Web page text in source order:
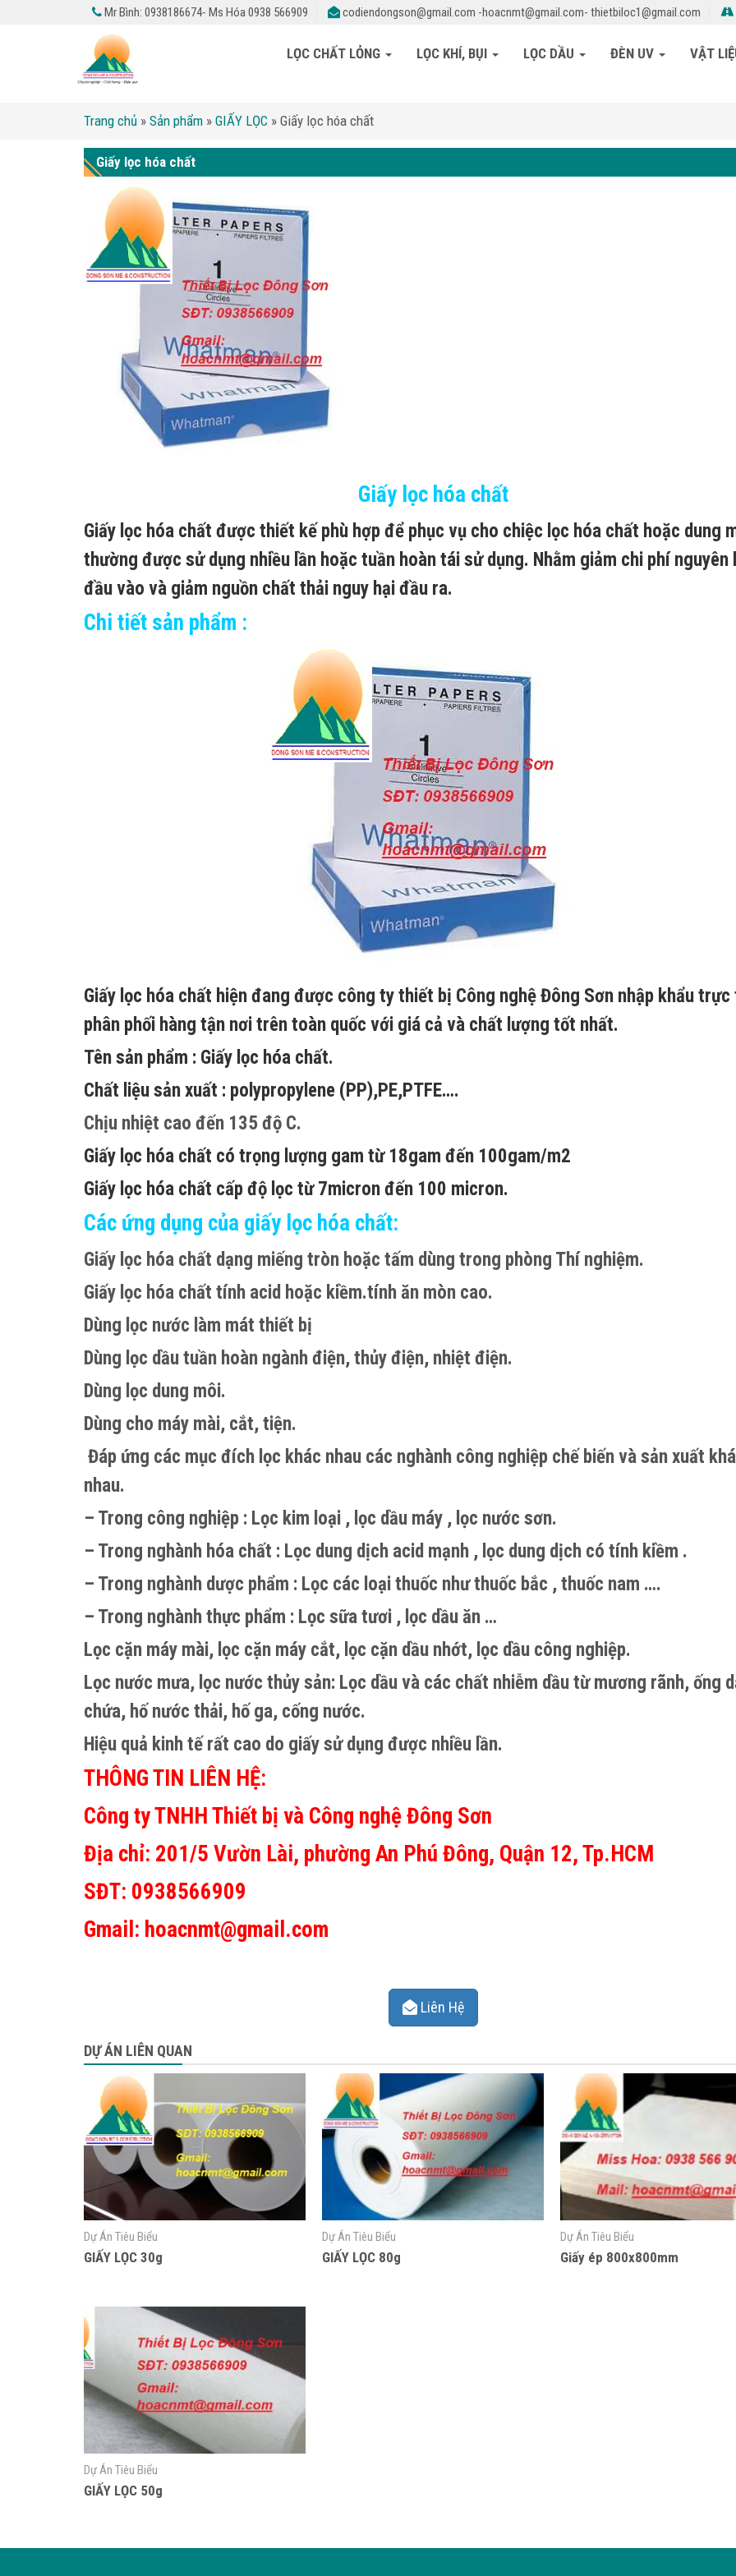
Mr Bình: 0938186674- Ms Hóa 0938 566909 codiendongson@gmail.com -hoacnmt@gmail.com- thietbiloc1@gmail.com
LỌC CHẤT LỎNG LỌC KHÍ, BỤI LỌC DẦU ĐÈN UV VẬT
Trang chủ » Sản phẩm » GIẤY LỌC » Giấy lọc hóa chất
Giấy lọc hóa chất
Giấy lọc hóa chất
Giấy lọc hóa chất được thiết kế phù hợp để phục vụ cho chiệc lọc hóa chất hoặc dung
thường được sử dụng nhiều lần hoặc tuần hoàn tái sử dụng. Nhằm giảm chi phí nguyên
đầu vào và giảm nguồn chất thải nguy hại đầu ra.
Chi tiết sản phẩm :
Giấy lọc hóa chất hiện đang được công ty thiết bị Công nghệ Đông Sơn nhập khẩu trực
phân phối hàng tận nơi trên toàn quốc với giá cả và chất lượng tốt nhất.
Tên sản phẩm : Giấy lọc hóa chất.
Chất liệu sản xuất : polypropylene (PP),PE,PTFE….
Chịu nhiệt cao đến 135 độ C.
Giấy lọc hóa chất có trọng lượng gam từ 18gam đến 100gam/m2
Giấy lọc hóa chất cấp độ lọc từ 7micron đến 100 micron.
Các ứng dụng của giấy lọc hóa chất:
Giấy lọc hóa chất dạng miếng tròn hoặc tấm dùng trong phòng Thí nghiệm.
Giấy lọc hóa chất tính acid hoặc kiềm.tính ăn mòn cao.
Dùng lọc nước làm mát thiết bị
Dùng lọc dầu tuần hoàn ngành điện, thủy điện, nhiệt điện.
Dùng lọc dung môi.
Dùng cho máy mài, cắt, tiện.
Đáp ứng các mục đích lọc khác nhau các nghành công nghiệp chế biến và sản xuất
nhau.
– Trong công nghiệp : Lọc kim loại , lọc dầu máy , lọc nước sơn.
– Trong nghành hóa chất : Lọc dung dịch acid mạnh , lọc dung dịch có tính kiềm .
– Trong nghành dược phẩm : Lọc các loại thuốc như thuốc bắc , thuốc nam ….
– Trong nghành thực phẩm : Lọc sữa tươi , lọc dầu ăn …
Lọc cặn máy mài, lọc cặn máy cắt, lọc cặn dầu nhớt, lọc dầu công nghiệp.
Lọc nước mưa, lọc nước thủy sản: Lọc dầu và các chất nhiễm dầu từ mương rãnh, ống
chứa, hố nước thải, hố ga, cống nước.
Hiệu quả kinh tế rất cao do giấy sử dụng được nhiều lần.
THÔNG TIN LIÊN HỆ:
Công ty TNHH Thiết bị và Công nghệ Đông Sơn
Địa chỉ: 201/5 Vườn Lài, phường An Phú Đông, Quận 12, Tp.HCM
SĐT: 0938566909
Gmail: hoacnmt@gmail.com
Liên Hệ
DỰ ÁN LIÊN QUAN
Dự Án Tiêu Biểu
GIẤY LỌC 30g
Dự Án Tiêu Biểu
GIẤY LỌC 80g
Dự Án Tiêu Biểu
Giấy ép 800x800mm
Dự Án Tiêu Biểu
GIẤY LỌC 50g